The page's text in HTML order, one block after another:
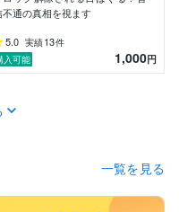
、
不通の真相を視ます
5.0 実績13件
入可能
1,000円
一覧を見る